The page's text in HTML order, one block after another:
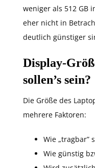
weniger als 512 GB
eher nicht in
deutlich günstiger
Display-
sollen’s sein?
Die Größe des
mehrere Faktoren:
Wie „tragbar”
Wie günstig